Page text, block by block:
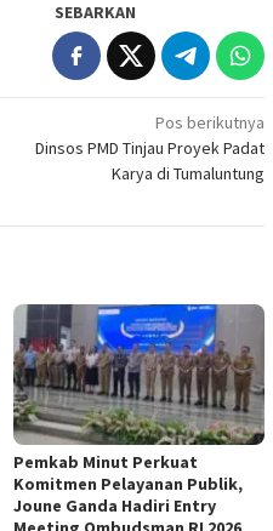
SEBARKAN
Pos berikutnya
Dinsos PMD Tinjau Proyek Padat
Karya di Tumaluntung
Pemkab Minut Perkuat
Komitmen Pelayanan Publik,
Joune Ganda Hadiri Entry